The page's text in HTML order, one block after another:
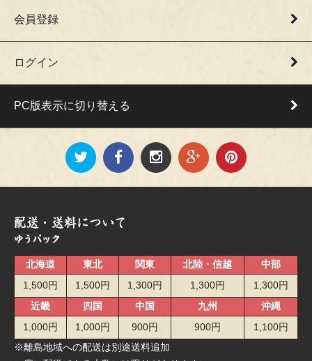
会員登録
ログイン
PC版表示に切り替える
北海道 東北 関東 北陸・信越
中部
1,500円
1,500円 1,300円 1,300円
1,300円
近畿
四国 中国 九州
沖縄
1,000円
1,000円 900円 900円
1,100円
※離島地域への配送は別途送料追加